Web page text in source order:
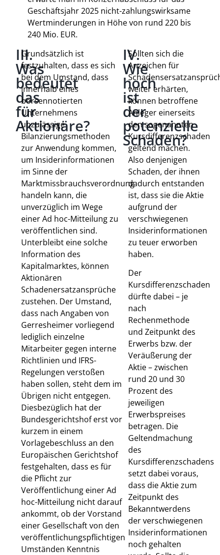
Geschäftsjahr 2025 nicht-zahlungswirksame
Wertminderungen in Höhe von rund 220 bis
240 Mio. EUR.
III.
Was
bedeutet
das
für
Aktionäre?
Grundsätzlich ist
festzuhalten, dass es sich
bei dem Umstand, dass
innerhalb eines
börsennotierten
Unternehmens
unzulässige
Bilanzierungsmethoden
zur Anwendung kommen,
um Insiderinformationen
im Sinne der
Marktmissbrauchsverordnung
handeln kann, die
unverzüglich im Wege
einer Ad hoc-Mitteilung zu
veröffentlichen sind.
Unterbleibt eine solche
Information des
Kapitalmarktes, können
Aktionären
Schadenersatzansprüche
zustehen. Der Umstand,
dass nach Angaben von
Gerresheimer vorliegend
lediglich einzelne
Mitarbeiter gegen interne
Richtlinien und IFRS-
Regelungen verstoßen
haben sollen, steht dem im
Übrigen nicht entgegen.
Diesbezüglich hat der
Bundesgerichtshof erst vor
kurzem in einem
Vorlagebeschluss an den
Europäischen Gerichtshof
festgehalten, dass es für
die Pflicht zur
Veröffentlichung einer Ad
hoc-Mitteilung nicht darauf
ankommt, ob der Vorstand
einer Gesellschaft von den
veröffentlichungspflichtigen
Umständen Kenntnis
IV.
Wie
hoch
ist
der
potenzielle
Schaden?
Sollten sich die
Anzeichen für
weiter erhärten,
können betroffene
Anleger einerseits
den sogenannten
Kursdifferenzschaden
geltend machen.
Also denjenigen
Schaden, der ihnen
dadurch entstanden
ist, dass sie die Aktie
aufgrund der
verschwiegenen
Insiderinformationen
zu teuer erworben
haben.
Der
Kursdifferenzschaden
dürfte dabei – je
nach
Rechenmethode
und Zeitpunkt des
Erwerbs bzw. der
Veräußerung der
Aktie – zwischen
rund 20 und 30
Prozent des
jeweiligen
Erwerbspreises
betragen. Die
Geltendmachung
des
Kursdifferenzschadens
setzt dabei voraus,
dass die Aktie zum
Zeitpunkt des
Bekanntwerdens
der verschwiegenen
Insiderinformationen
noch gehalten